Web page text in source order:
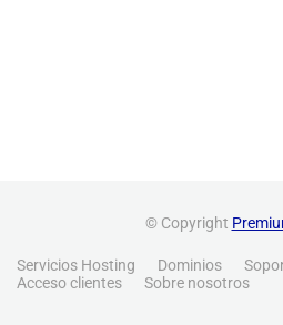
© Copyright
Servicios Hosting Dominios
Acceso clientes
Sobre nosotros